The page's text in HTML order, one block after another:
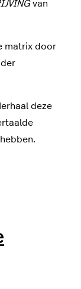
van
matrix door
deze